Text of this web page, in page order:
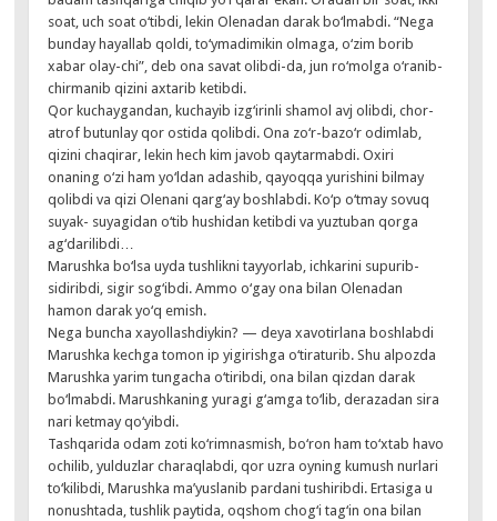
soat, uch soat o‘tibdi, lekin Olenadan darak bo‘lmabdi. “Nega
bunday hayallab qoldi, to‘ymadimikin olmaga, o‘zim borib
xabar olay-chi”, deb ona savat olibdi-da, jun ro‘molga o‘ranib-
chirmanib qizini axtarib ketibdi.
Qor kuchaygandan, kuchayib izg‘irinli shamol avj olibdi, chor-
atrof butunlay qor ostida qolibdi. Ona zo‘r-bazo‘r odimlab,
qizini chaqirar, lekin hech kim javob qaytarmabdi. Oxiri
onaning o‘zi ham yo‘ldan adashib, qayoqqa yurishini bilmay
qolibdi va qizi Olenani qarg‘ay boshlabdi. Ko‘p o‘tmay sovuq
suyak- suyagidan o‘tib hushidan ketibdi va yuztuban qorga
ag‘darilibdi…
Marushka bo‘lsa uyda tushlikni tayyorlab, ichkarini supurib-
sidiribdi, sigir sog‘ibdi. Ammo o‘gay ona bilan Olenadan
hamon darak yo‘q emish.
Nega buncha xayollashdiykin? — deya xavotirlana boshlabdi
Marushka kechga tomon ip yigirishga o‘tiraturib. Shu alpozda
Marushka yarim tungacha o‘tiribdi, ona bilan qizdan darak
bo‘lmabdi. Marushkaning yuragi g‘amga to‘lib, derazadan sira
nari ketmay qo‘yibdi.
Tashqarida odam zoti ko‘rimnasmish, bo‘ron ham to‘xtab havo
ochilib, yulduzlar charaqlabdi, qor uzra oyning kumush nurlari
to‘kilibdi, Marushka ma’yuslanib pardani tushiribdi. Ertasiga u
nonushtada, tushlik paytida, oqshom chog‘i tag‘in ona bilan